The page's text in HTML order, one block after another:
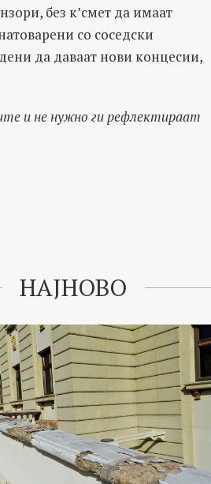
без к’смет да имаат
со соседски
да даваат нови концесии,
и не нужно ги рефлектираат
НАЈНОВО